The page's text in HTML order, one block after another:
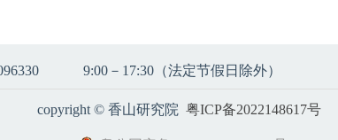
9:00－17:30（法定节假日除外）
copyright © 香山研究院 粤ICP备2022148617号